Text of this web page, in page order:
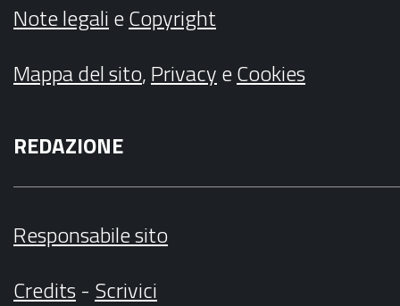
Note legalieCopyright
Mappa del sito,PrivacyeCookies
REDAZIONE
Responsabile sito
Credits- Scrivici